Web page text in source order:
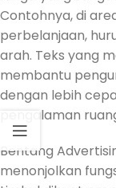
Contohnya, di
perbelanjaan,
arah. Teks yang
membantu
dengan lebih
pengalaman
Bentang
menonjolkan